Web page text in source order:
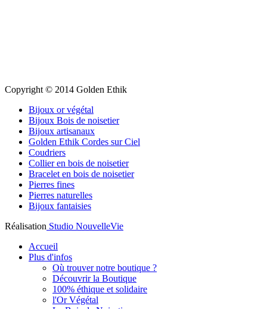
Copyright © 2014 Golden Ethik
Bijoux or végétal
Bijoux Bois de noisetier
Bijoux artisanaux
Golden Ethik Cordes sur Ciel
Coudriers
Collier en bois de noisetier
Bracelet en bois de noisetier
Pierres fines
Pierres naturelles
Bijoux fantaisies
Réalisation Studio NouvelleVie
Accueil
Plus d'infos
Où trouver notre boutique ?
Découvrir la Boutique
100% éthique et solidaire
l'Or Végétal